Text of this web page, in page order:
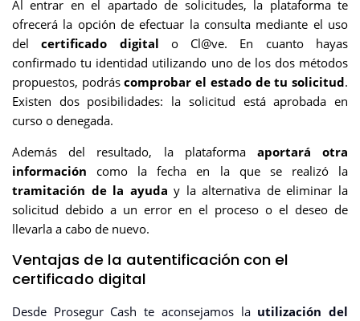
Al entrar en el apartado de solicitudes, la plataforma te
ofrecerá la opción de efectuar la consulta mediante el uso
delcertificado digital o Cl@ve. En cuanto hayas
confirmado tu identidad utilizando uno de los dos métodos
propuestos, podráscomprobar el estado de tu solicitud.
Existen dos posibilidades: la solicitud está aprobada en
curso o denegada.
Además del resultado, la plataforma aportará otra
información como la fecha en la que se realizó la
tramitación de la ayuda y la alternativa de eliminar la
solicitud debido a un error en el proceso o el deseo de
llevarla a cabo de nuevo.
Ventajas de la autentificación con el
certificado digital
Desde Prosegur Cash te aconsejamos la utilización del